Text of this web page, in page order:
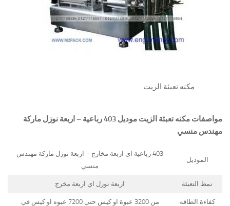
مكنه تعبئة الزيت
مواصفات مكنه تعبئة الزيت موديل 403 رباعية – اربعة نوزل ماركة
مهندس منسي
الموديل
403 رباعية اي اربعة مخارج – اربعة نوزل ماركة مهندس
منسي
نمط التعبئة اربعة نوزل اي اربعة مخرج
كفاءة الطاقه
من 3200 عبوة او كيس حتي 7200 عبوه او كيس في